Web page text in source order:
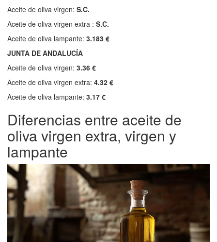
Aceite de oliva virgen: S.C.
Aceite de oliva virgen extra : S.C.
Aceite de oliva lampante: 3.183 €
JUNTA DE ANDALUCÍA
Aceite de oliva virgen: 3.36 €
Aceite de oliva virgen extra: 4.32 €
Aceite de oliva lampante: 3.17 €
Diferencias entre aceite de
oliva virgen extra, virgen y
lampante